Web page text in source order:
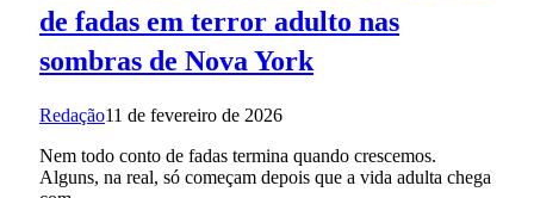
de fadas em terror adulto nas
sombras de Nova York
Redação11 de fevereiro de 2026
Nem todo conto de fadas termina quando crescemos.
Alguns, na real, só começam depois que a vida adulta chega